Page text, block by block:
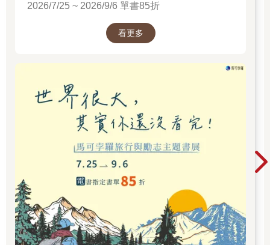
2026/7/25 ~ 2026/9/6 單書85折
看更多